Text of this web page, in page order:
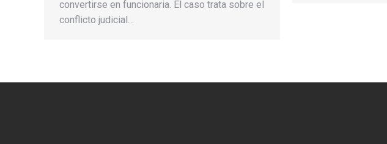
convertirse en funcionaria. El caso trata sobre el
conflicto judicial…